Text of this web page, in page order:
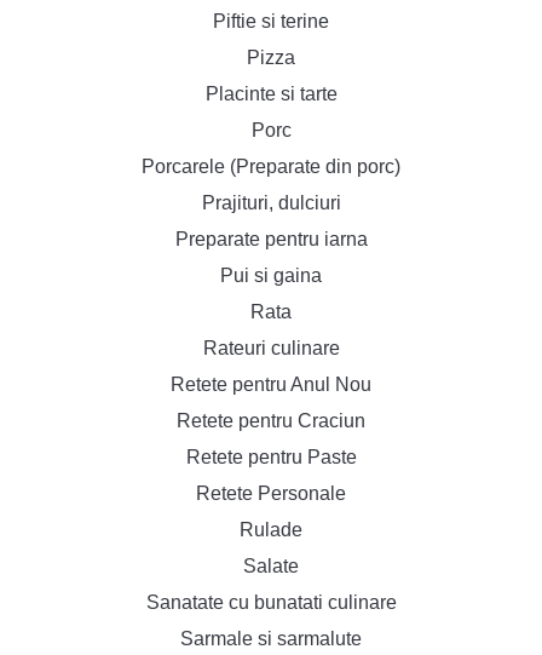
Piftie si terine
Pizza
Placinte si tarte
Porc
Porcarele (Preparate din porc)
Prajituri, dulciuri
Preparate pentru iarna
Pui si gaina
Rata
Rateuri culinare
Retete pentru Anul Nou
Retete pentru Craciun
Retete pentru Paste
Retete Personale
Rulade
Salate
Sanatate cu bunatati culinare
Sarmale si sarmalute